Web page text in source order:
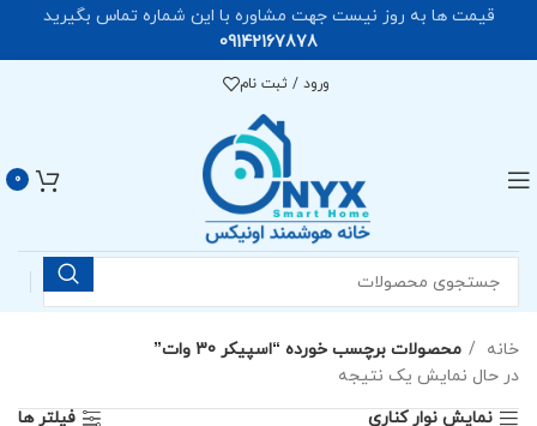
ورود / ثبت نام
0
خانه
محصولات برچسب خورده “اسپیکر 30 وات”
در حال نمایش یک نتیجه
نمایش نوار کناری
فیلتر ها
قیمت ها به روز نیست جهت مشاوره با این شماره تماس بگیرید
09142167878